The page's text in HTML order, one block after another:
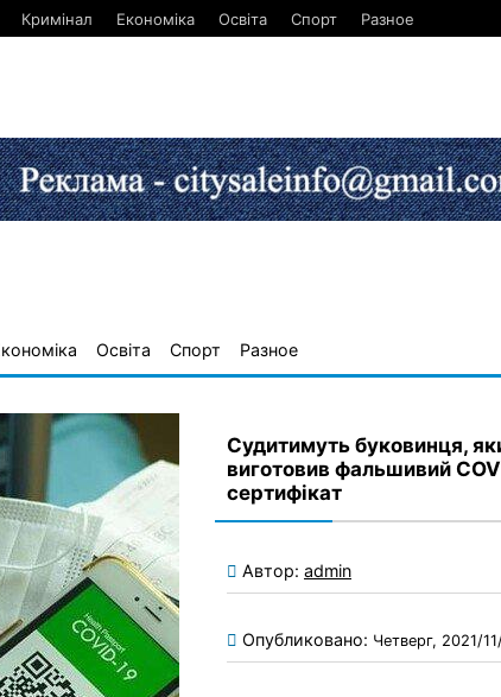
Кримінал Економіка Освіта Спорт Разное
Освіта Спорт Разное
Судитимуть буковинця,
виготовив фальшивий
сертифікат
Автор: admin
Опубликовано: Четверг, 2021/